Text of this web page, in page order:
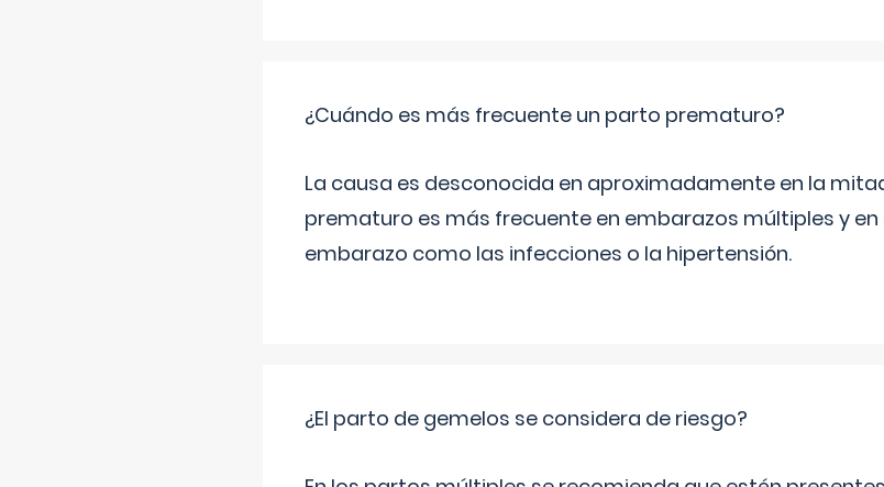
¿Cuándo es más frecuente un parto prematuro?
La causa es desconocida en aproximadamente en la
prematuro es más frecuente en embarazos múltiples y
embarazo como las infecciones o la hipertensión.
¿El parto de gemelos se considera de riesgo?